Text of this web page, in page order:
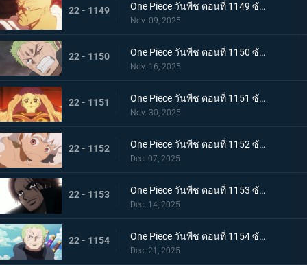
22 - 1149 One Piece วันพีช ตอนที่ 1149 ซับไทย ศตวรรษแห่งความว่างเปล่า - การเปิดเผยเกี่ยวกับโลกที่กำลังจมลง
Nov. 09, 2025
22 - 1150 One Piece วันพีช ตอนที่ 1150 ซับไทย เคลื่อนยาน! ยักษ์เหล็กเริ่มทำงานแล้ว
Nov. 16, 2025
22 - 1151 One Piece วันพีช ตอนที่ 1151 ซับไทย ความฝันของเธอและพ่อของเธอ! อนาคตที่อิสระของบอนนี่
Nov. 30, 2025
22 - 1152 One Piece วันพีช ตอนที่ 1152 ซับไทย มรดกจากคุณพ่อและคุณแม่ของเธอ! บอนนี่ส์ นิกา พันช์
Dec. 07, 2025
22 - 1153 One Piece วันพีช ตอนที่ 1153 ซับไทย การเปลี่ยนแปลงครั้งใหญ่แห่งยุคสมัย! สีแห่งราชาผู้ยิ่งใหญ่ที่นำทางลูฟี่
Dec. 14, 2025
22 - 1154 One Piece วันพีช ตอนที่ 1154 ซับไทย ความจริงเบื้องหลังแผนการลับ - เวก้าพังค์ประกาศชัยชนะ
Dec. 21, 2025